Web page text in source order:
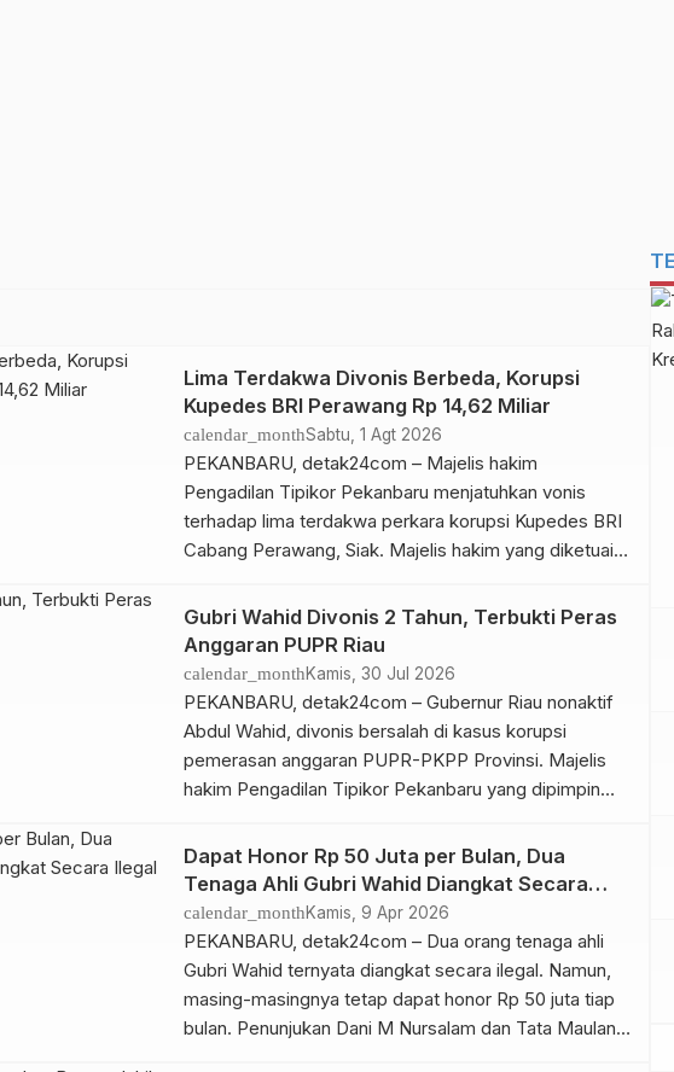
Lima Terdakwa Divonis Berbeda, Korupsi
Kupedes BRI Perawang Rp 14,62 Miliar
calendar_monthSabtu, 1 Agt 2026
PEKANBARU, detak24com – Majelis hakim
Pengadilan Tipikor Pekanbaru menjatuhkan vonis
terhadap lima terdakwa perkara korupsi Kupedes BRI
Cabang Perawang, Siak. Majelis hakim yang diketuai
bulan penjara kepada tiga terdakwa, yakni Waris
selaku Ketua Kelompok Tani Monggo Sejahtera Kita
Bersama (MSKB), Wagiran sebagai Sekretaris
Kelompok Tani MSKB, dan Sanito […]
Gubri Wahid Divonis 2 Tahun, Terbukti Peras
Anggaran PUPR Riau
calendar_monthKamis, 30 Jul 2026
PEKANBARU, detak24com – Gubernur Riau nonaktif
Abdul Wahid, divonis bersalah di kasus korupsi
pemerasan anggaran PUPR-PKPP Provinsi. Majelis
hakim Pengadilan Tipikor Pekanbaru yang dipimpin
penjara, Kamis (30/07/26). Gubri Wahid dinyatakan
bersalah melanggar Pasal 12B juncto Pasal 18
Undang-Undang (UU) Nomor 31 Tahun 1999 tentang
Pemberantasan Tindak Pidana Korupsi […]
Dapat Honor Rp 50 Juta per Bulan, Dua
Tenaga Ahli Gubri Wahid Diangkat Secara
Ilegal
calendar_monthKamis, 9 Apr 2026
PEKANBARU, detak24com – Dua orang tenaga ahli
Gubri Wahid ternyata diangkat secara ilegal. Namun,
masing-masingnya tetap dapat honor Rp 50 juta tiap
bulan. Penunjukan Dani M Nursalam dan Tata Maulana